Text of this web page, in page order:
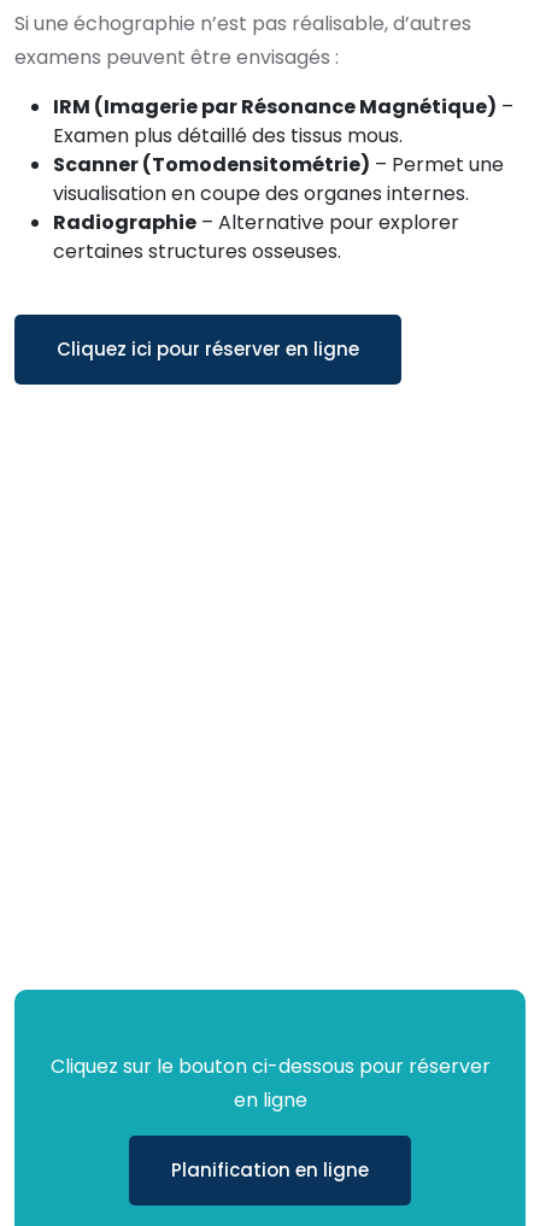
Si une échographie n’est pas réalisable, d’autres
examens peuvent être envisagés :
IRM (Imagerie par Résonance Magnétique) –
Examen plus détaillé des tissus mous.
Scanner (Tomodensitométrie) – Permet une
visualisation en coupe des organes internes.
Radiographie – Alternative pour explorer
certaines structures osseuses.
Cliquez ici pour réserver en ligne
Cliquez sur le bouton ci-dessous pour réserver
en ligne
Planification en ligne